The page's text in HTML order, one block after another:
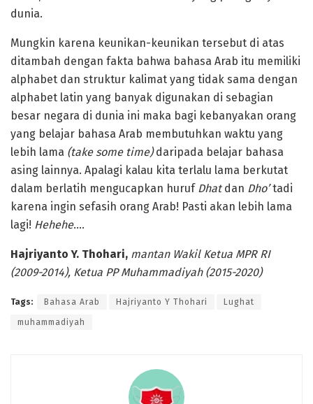
dunia.
Mungkin karena keunikan-keunikan tersebut di atas
ditambah dengan fakta bahwa bahasa Arab itu memiliki
alphabet dan struktur kalimat yang tidak sama dengan
alphabet latin yang banyak digunakan di sebagian
besar negara di dunia ini maka bagi kebanyakan orang
yang belajar bahasa Arab membutuhkan waktu yang
lebih lama (take some time)daripada belajar bahasa
asing lainnya. Apalagi kalau kita terlalu lama berkutat
dalam berlatih mengucapkan huruf Dhatdan Dho’tadi
karena ingin sefasih orang Arab! Pasti akan lebih lama
lagi! Hehehe….
Hajriyanto Y. Thohari, mantan Wakil Ketua MPR RI
(2009-2014), Ketua PP Muhammadiyah (2015-2020)
Tags: Bahasa Arab Hajriyanto Y Thohari Lughat
muhammadiyah